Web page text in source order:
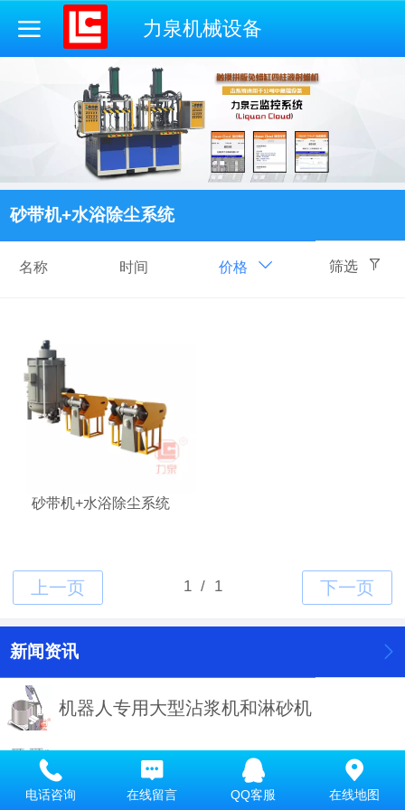
力泉机械设备
砂带机+水浴除尘系统
名称 时间 价格 筛选
砂带机+水浴除尘系统
新闻资讯
机器人专用大型沾浆机和淋砂机
精铸设备的改进与创新
电话咨询 在线留言 QQ客服 在线地图